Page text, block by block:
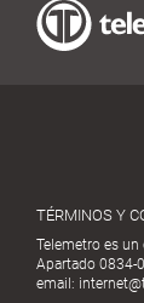
TÉRMINOS Y
Telemetro es
Apartado 0834-
email: